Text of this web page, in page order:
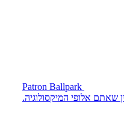
Patron Ballpark
שאתם אלופי המיקסולוגיה.